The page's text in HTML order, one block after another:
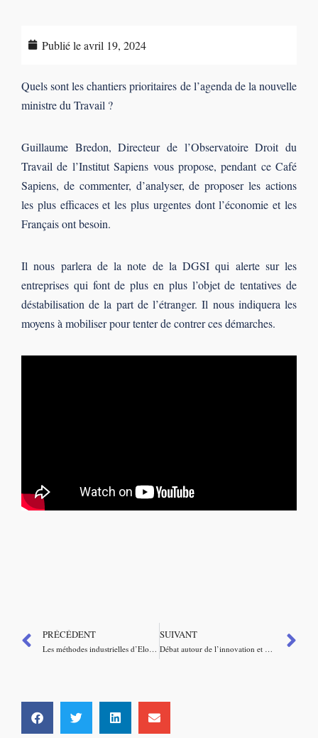
Publié leavril 19, 2024
Quels sont les chantiers prioritaires de l’agenda de la nouvelle
ministre du Travail ?
Guillaume Bredon, Directeur de l’Observatoire Droit du
Travail de l’Institut Sapiens vous propose, pendant ce Café
Sapiens, de commenter, d’analyser, de proposer les actions
les plus efficaces et les plus urgentes dont l’économie et les
Français ont besoin.
Il nous parlera de la note de la DGSI qui alerte sur les
entreprises qui font de plus en plus l’objet de tentatives de
déstabilisation de la part de l’étranger. Il nous indiquera les
moyens à mobiliser pour tenter de contrer ces démarches.
PRÉCÉDENT
Les méthodes industrielles d’Elon Musk
SUIVANT
Débat autour de l’innovation et de la compétitivité de l’industrie dans l’Union européenne